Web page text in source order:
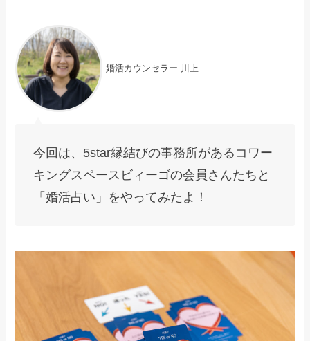
婚活カウンセラー 川上
今回は、5star縁結びの事務所があるコワー
キングスペースビィーゴの会員さんたちと
「婚活占い」をやってみたよ！